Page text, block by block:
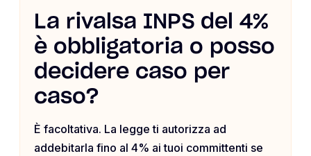
La rivalsa INPS del 4%
è obbligatoria o posso
decidere caso per
caso?
È facoltativa. La legge ti autorizza ad
addebitarla fino al 4% ai tuoi committenti se